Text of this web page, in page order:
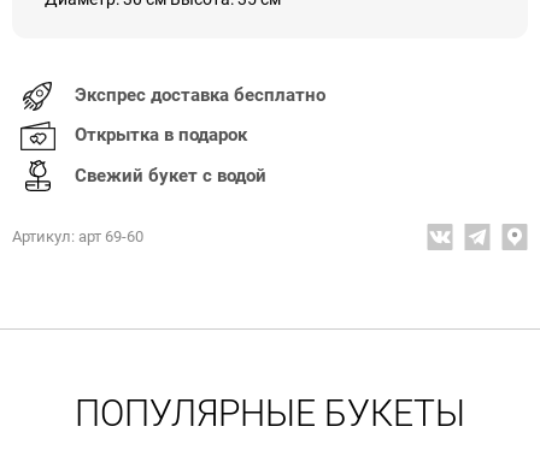
Экспрес доставка бесплатно
Открытка в подарок
Свежий букет с водой
Артикул: арт 69-60
ПОПУЛЯРНЫЕ БУКЕТЫ